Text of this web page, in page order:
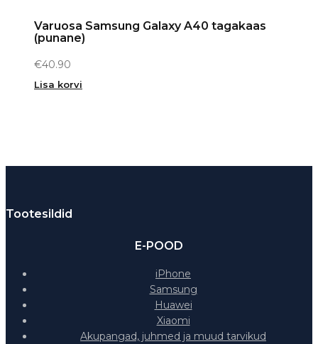
Varuosa Samsung Galaxy A40 tagakaas
(punane)
€40.90
Lisa korvi
Tootesildid
E-POOD
iPhone
Samsung
Huawei
Xiaomi
Akupangad, juhmed ja muud tarvikud